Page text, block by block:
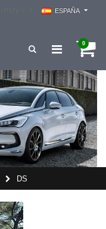
ESPAÑA
0
DS